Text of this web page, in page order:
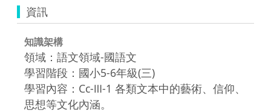
資訊
知識架構
領域：語文領域-國語文
學習階段：國小5-6年級(三)
學習內容：Cc-Ⅲ-1 各類文本中的藝術、信仰、
思想等文化內涵。